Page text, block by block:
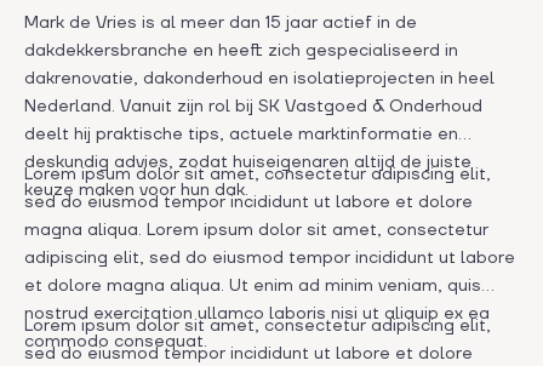
Mark de Vries is al meer dan 15 jaar actief in de
dakdekkersbranche en heeft zich gespecialiseerd in
dakrenovatie, dakonderhoud en isolatieprojecten in heel
Nederland. Vanuit zijn rol bij SK Vastgoed & Onderhoud
deelt hij praktische tips, actuele marktinformatie en
deskundig advies, zodat huiseigenaren altijd de juiste
keuze maken voor hun dak.
Lorem ipsum dolor sit amet, consectetur adipiscing elit,
sed do eiusmod tempor incididunt ut labore et dolore
magna aliqua. Lorem ipsum dolor sit amet, consectetur
adipiscing elit, sed do eiusmod tempor incididunt ut labore
et dolore magna aliqua. Ut enim ad minim veniam, quis
nostrud exercitation ullamco laboris nisi ut aliquip ex ea
commodo consequat.
Lorem ipsum dolor sit amet, consectetur adipiscing elit,
sed do eiusmod tempor incididunt ut labore et dolore